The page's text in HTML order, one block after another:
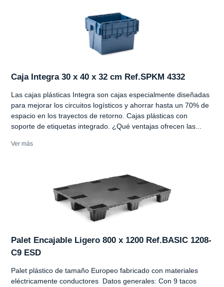
Caja Integra 30 x 40 x 32 cm Ref.SPKM 4332
Las cajas plásticas Integra son cajas especialmente diseñadas
para mejorar los circuitos logísticos y ahorrar hasta un 70% de
espacio en los trayectos de retorno. Cajas plásticas con
soporte de etiquetas integrado. ¿Qué ventajas ofrecen las...
Ver más
Palet Encajable Ligero 800 x 1200 Ref.BASIC 1208-
C9 ESD
Palet plástico de tamaño Europeo fabricado con materiales
eléctricamente conductores Datos generales: Con 9 tacos